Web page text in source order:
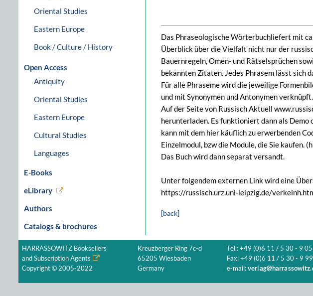
Oriental Studies
Eastern Europe
Book / Culture / History
Open Access
Antiquity
Oriental Studies
Eastern Europe
Cultural Studies
Languages
E-Books
eLibrary
Authors
Catalogs & brochures
Das Phraseologische Wörterbuchliefert mit
Überblick über die Vielfalt nicht nur der
Bauernregeln, Omen- und Rätselsprüchen
bekannten Zitaten. Jedes Phrasem lässt sich
Für alle Phraseme wird die jeweilige
und mit Synonymen und Antonymen
Auf der Seite von Russisch Aktuell
herunterladen. Es funktioniert dann als Demo
kann mit dem hier käuflich zu erwerbenden
Einzelmodul, bzw die Module, die Sie kaufen.
Das Buch wird dann separat versandt.
Unter folgendem externen Link wird eine
https://russisch.urz.uni-leipzig.de/
[back]
HARRASSOWITZ Booksellers
and Subscription Agents
Copyright © 2005-2022
Kreuzberger Ring 7c-d
65205 Wiesbaden
Germany
Tel.: +49 (0)6 11 / 5 30 - 9 05
Fax: +49 (0)6 11 / 5 30 - 9 99
e-mail: